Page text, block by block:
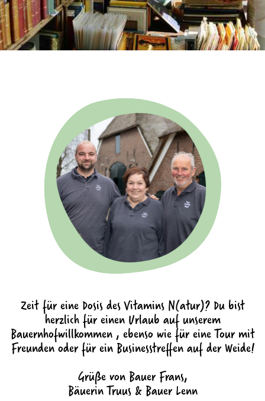
Zeit für eine Dosis des Vitamins N(atur)? Du bist
herzlich für einen Urlaub auf unserem
Bauernhofwillkommen , ebenso wie für eine Tour mit
Freunden oder für ein Businesstreffen auf der Weide!
Grüße von Bauer Frans,
Bäuerin Truus & Bauer Lenn